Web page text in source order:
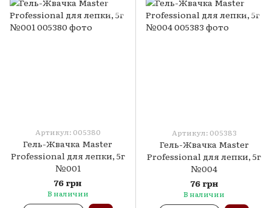
Артикул: 005380
Гель-Жвачка Master
Professional для лепки, 5г
№001
76 грн
В наличии
Артикул: 005383
Гель-Жвачка Master
Professional для лепки, 5г
№004
76 грн
В наличии